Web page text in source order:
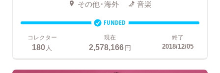
その他・海外 音楽
FUNDED
コレクター
180 人
現在
2,578,166円
終了
2018/12/05